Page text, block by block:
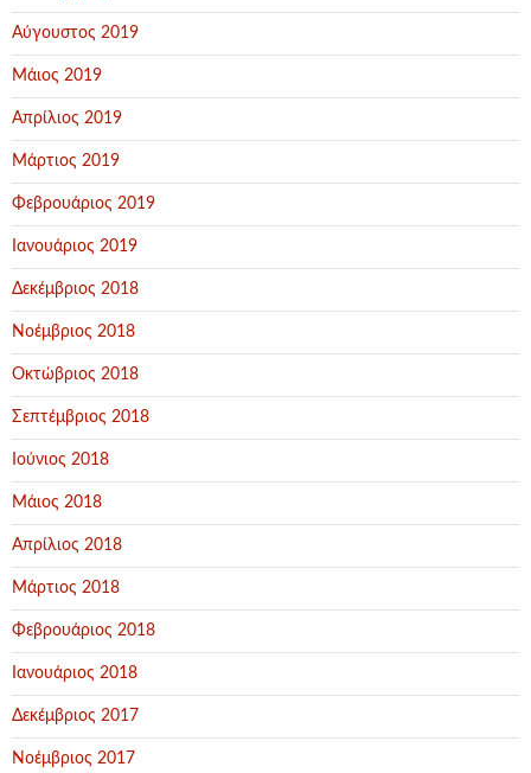
Αύγουστος 2019
Μάιος 2019
Απρίλιος 2019
Μάρτιος 2019
Φεβρουάριος 2019
Ιανουάριος 2019
Δεκέμβριος 2018
Νοέμβριος 2018
Οκτώβριος 2018
Σεπτέμβριος 2018
Ιούνιος 2018
Μάιος 2018
Απρίλιος 2018
Μάρτιος 2018
Φεβρουάριος 2018
Ιανουάριος 2018
Δεκέμβριος 2017
Νοέμβριος 2017